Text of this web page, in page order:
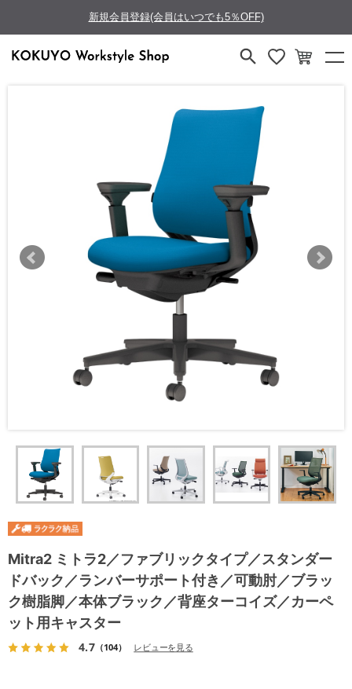
新規会員登録(会員はいつでも5％OFF)
Mitra2 ミトラ2／ファブリックタイプ／スタンダー
ドバック／ランバーサポート付き／可動肘／ブラッ
ク樹脂脚／本体ブラック／背座ターコイズ／カーペ
ット用キャスター
4.7（104） レビューを見る